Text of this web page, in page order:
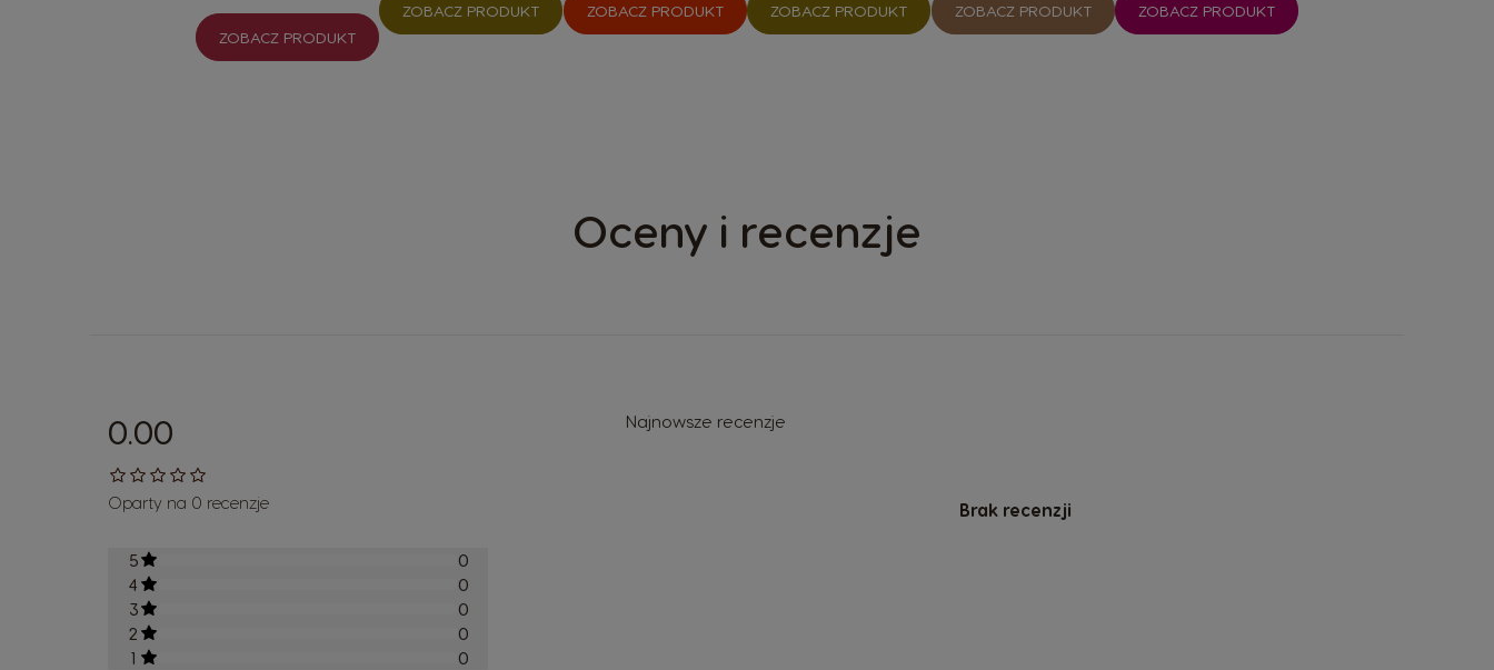
ZOBACZ PRODUKT
ZOBACZ PRODUKT ZOBACZ PRODUKT ZOBACZ PRODUKT ZOBACZ PRODUKT ZOBACZ PRODUKT
Oceny i recenzje
0.00
Oparty na 0 recenzje
5
0
4
0
3
0
2
0
1
0
Najnowsze recenzje
Brak recenzji